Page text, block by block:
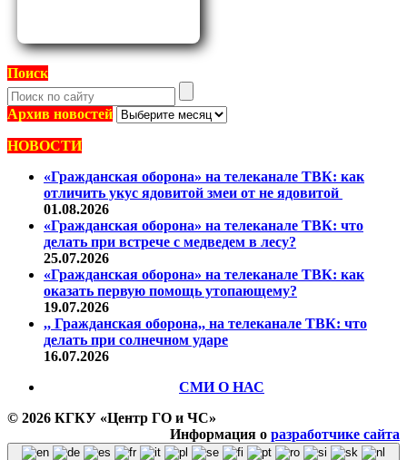
Поиск
Архив новостей Архив
НОВОСТИ
«Гражданская оборона» на телеканале ТВК: как
отличить укус ядовитой змеи от не ядовитой
01.08.2026
«Гражданская оборона» на телеканале ТВК: что
делать при встрече с медведем в лесу?
25.07.2026
«Гражданская оборона» на телеканале ТВК: как
оказать первую помощь утопающему?
19.07.2026
,, Гражданская оборона,, на телеканале ТВК: что
делать при солнечном ударе
16.07.2026
СМИ О НАС
© 2026 КГКУ «Центр ГО и ЧС»
Информация о разработчике сайта